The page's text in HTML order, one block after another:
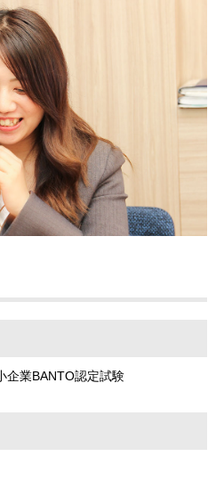
企業BANTO認定試験